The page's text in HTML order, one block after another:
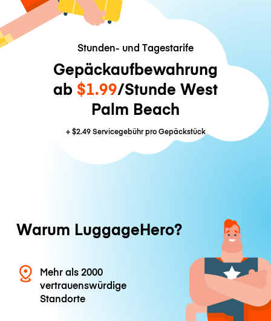
Stunden- und Tagestarife
Gepäckaufbewahrung
ab $1.99/Stunde West
Palm Beach
+$2.49Servicegebühr pro Gepäckstück
Warum LuggageHero?
Mehr als 2000
vertrauenswürdige
Standorte